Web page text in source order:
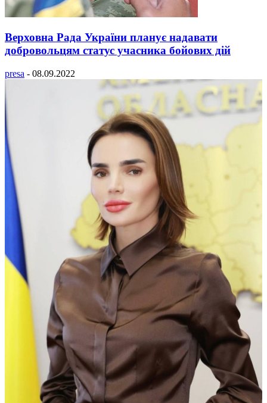
Верховна Рада України планує надавати
добровольцям статус учасника бойових дій
presa - 08.09.2022